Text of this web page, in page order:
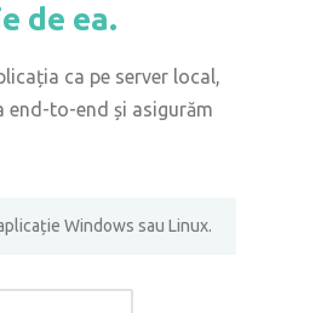
de ea.
ca pe server local,
end-to-end și asigurăm
Windows sau Linux.